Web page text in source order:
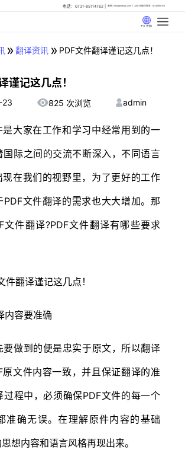
电话：0731-85114762 邮箱: info@artlangs.com 24小时翻译管家: 18142666316
中文 (中国)
» 翻译资讯 » PDF文件翻译谨记这几点！
谨记这几点！
825 次浏览 admin
大家在工作和学习中经常用到的一
国际之间的交流不断深入，不同语言
现在我们的视野里，为了更好的工作
PDF文件翻译的需求也大大增加。那
文件翻译?PDF文件翻译有哪些要求
容要准确
做到的便是忠实于原文，所以翻译
原文件内容一致，并且保证翻译的准
过程中，必须确保PDF文件的每一个
准确无误。在理解原件内容的基础
想内容和语言风格再现出来。